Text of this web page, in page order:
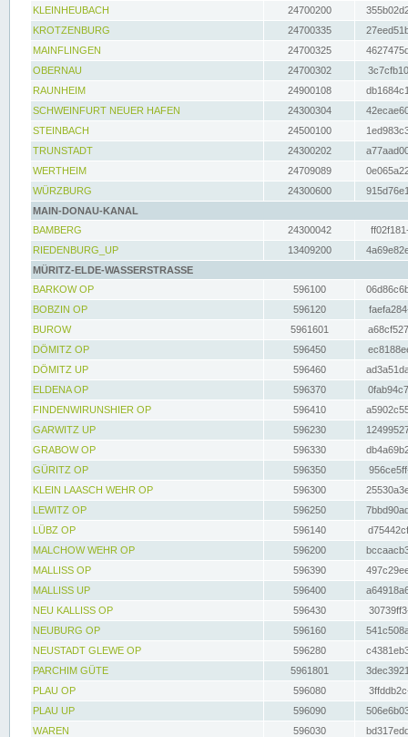
KLEINHEUBACH 24700200
KROTZENBURG
24700335
MAINFLINGEN
24700325
OBERNAU
24700302
RAUNHEIM
24900108
SCHWEINFURT NEUER HAFEN
24300304
STEINBACH
24500100
TRUNSTADT
24300202
WERTHEIM
24709089
WÜRZBURG
24300600
MAIN-DONAU-KANAL
BAMBERG
24300042
RIEDENBURG_UP
13409200
MÜRITZ-ELDE-WASSERSTRASSE
BARKOW OP
596100
BOBZIN OP
596120
BUROW
5961601
DÖMITZ OP
596450
DÖMITZ UP
596460
ELDENA OP
596370
FINDENWIRUNSHIER OP
596410
GARWITZ UP
596230
GRABOW OP
596330
GÜRITZ OP
596350
KLEIN LAASCH WEHR OP
596300
LEWITZ OP
596250
LÜBZ OP
596140
MALCHOW WEHR OP
596200
MALLISS OP
596390
MALLISS UP
596400
NEU KALLISS OP
596430
NEUBURG OP
596160
NEUSTADT GLEWE OP
596280
PARCHIM GÜTE
5961801
PLAU OP
596080
PLAU UP
596090
WAREN
596030